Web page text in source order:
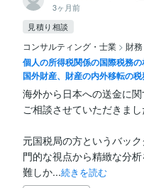
3ヶ月前
見積り相談
コンサルティング・士業 > 財
個人の所得税関係の国際税務の
国外財産、財産の内外移転の
海外から日本への送金に関
ご相談させていただきまし
元国税局の方というバッ
門的な視点から精緻な分
難しか...続きを読む